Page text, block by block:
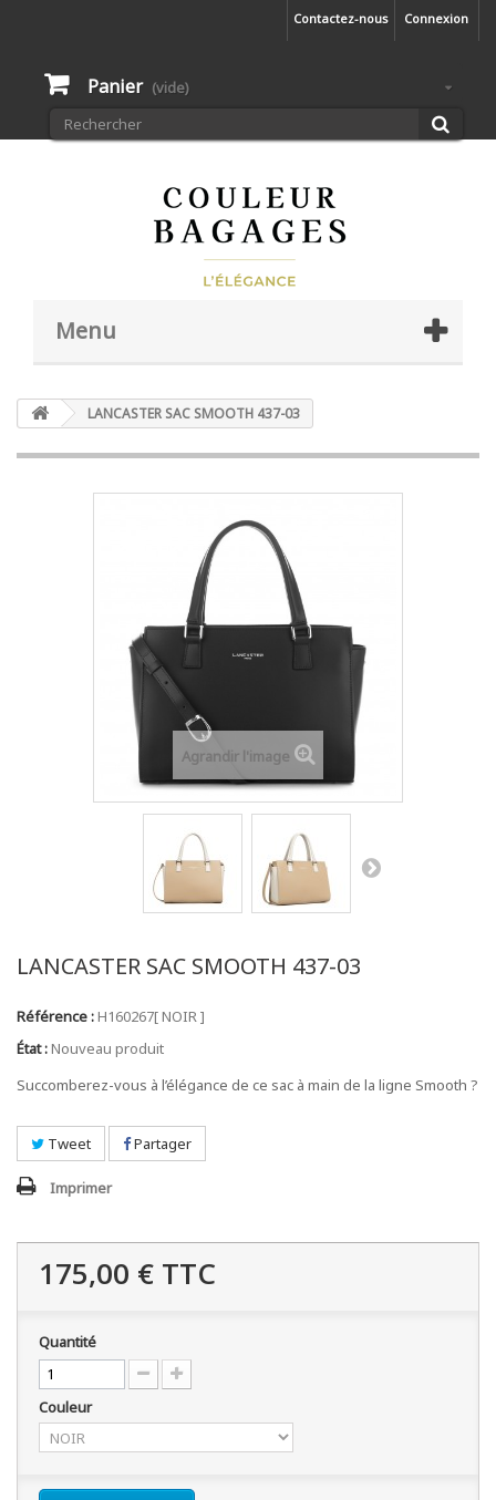
Connexion
Contactez-nous
Panier (vide)
Menu
LANCASTER SAC SMOOTH 437-03
Agrandir l'image
LANCASTER SAC SMOOTH 437-03
Référence :H160267[ NOIR ]
État :Nouveau produit
Succomberez-vous à l’élégance de ce sac à main de la ligne Smooth ?
Tweet Partager
Imprimer
175,00 € TTC
Quantité
Couleur